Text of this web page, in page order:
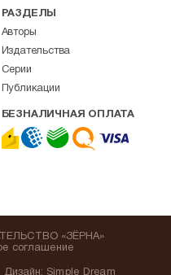
РАЗДЕЛЫ
Авторы
Издательства
Серии
Публикации
БЕЗНАЛИЧНАЯ ОПЛАТА
«ЗЁРНА»
соглашение
Дизайн: Simple Dream